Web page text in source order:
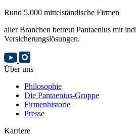
Rund 5.000 mittelständische Firmen
aller Branchen betreut Pantaenius mit
Versicherungslösungen.
Über uns
Philosophie
Die Pantaenius-Gruppe
Firmenhistorie
Presse
Karriere